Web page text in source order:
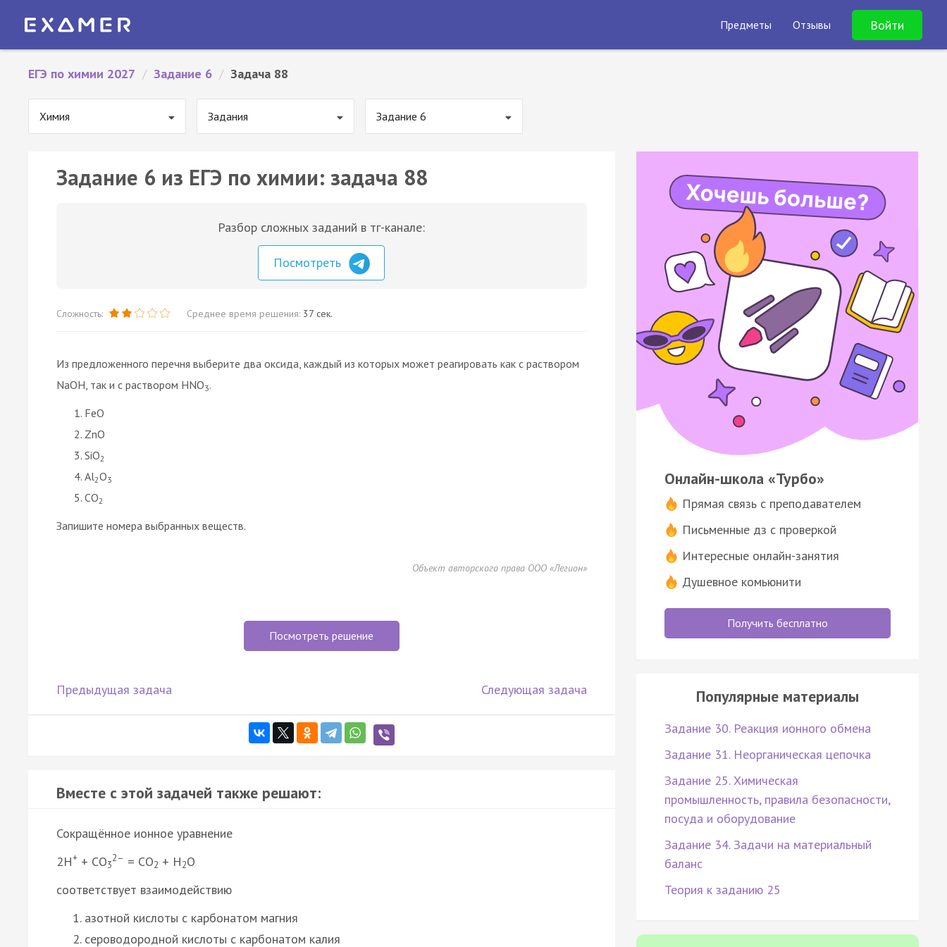
Предметы Отзывы Войти
ЕГЭ по химии 2027 / Задание 6 / Задача 88
Химия Задания Задание 6
Задание 6 из ЕГЭ по химии: задача 88
Разбор сложных заданий в тг-канале:
Посмотреть
Сложность: Среднее время решения: 37 сек.
Из предложенного перечня выберите два оксида, каждый из которых может реагировать как с раствором
NaOH, так и с раствором HNO3.
FeO
ZnO
SiO2
Al2O3
CO2
Запишите номера выбранных веществ.
Объект авторского права ООО «Легион»
Посмотреть решение
Предыдущая задача Следующая задача
Вместе с этой задачей также решают:
Сокращённое ионное уравнение
2Н+ + СО3
2– = СО2 + Н2О
соответствует взаимодействию
азотной кислоты с карбонатом магния
сероводородной кислоты с карбонатом калия
Онлайн-школа «Турбо»
Прямая связь с преподавателем
Письменные дз с проверкой
Интересные онлайн-занятия
Душевное комьюнити
Получить бесплатно
Популярные материалы
Задание 30. Реакция ионного обмена
Задание 31. Неорганическая цепочка
Задание 25. Химическая
промышленность, правила безопасности,
посуда и оборудование
Задание 34. Задачи на материальный
баланс
Теория к заданию 25